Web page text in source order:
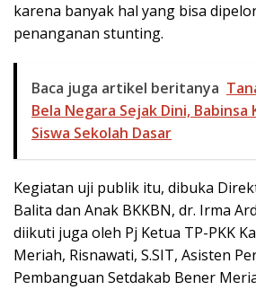
karena banyak hal yang bisa
penanganan stunting.
Baca juga artikel beritanya
Bela Negara Sejak Dini, Babinsa
Siswa Sekolah Dasar
Kegiatan uji publik itu, dibuka
Balita dan Anak BKKBN, dr. Irma
diikuti juga oleh Pj Ketua TP-PKK
Meriah, Risnawati, S.SIT, Asisten
Pembanguan Setdakab Bener